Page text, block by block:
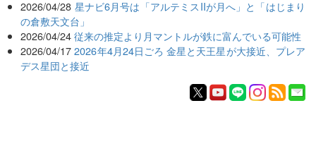
2026/04/28 星ナビ6月号は「アルテミスIIが月へ」と「はじまり
の倉敷天文台」
2026/04/24 従来の推定より月マントルが鉄に富んでいる可能性
2026/04/17 2026年4月24日ごろ 金星と天王星が大接近、プレア
デス星団と接近